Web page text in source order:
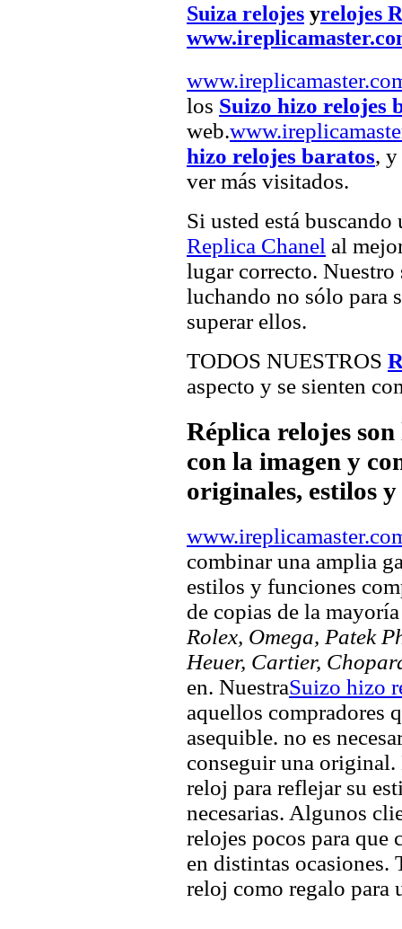
Suiza relojes yrelojes
los Suizo hizo relojes
web.
hizo relojes baratos, y
ver más visitados.
Si usted está
Replica Chanel al
lugar correcto. Nuestro
luchando no sólo para
superar ellos.
TODOS NUESTROS
aspecto y se sienten
Réplica relojes
con la imagen y
originales, estilos
combinar una amplia
estilos y funciones
de copias de la
Rolex, Omega, Patek
Heuer, Cartier,
en. NuestraSuizo hizo
aquellos compradores
asequible. no es
conseguir una
reloj para reflejar su
necesarias. Algunos
relojes pocos para que
en distintas ocasiones.
reloj como regalo para